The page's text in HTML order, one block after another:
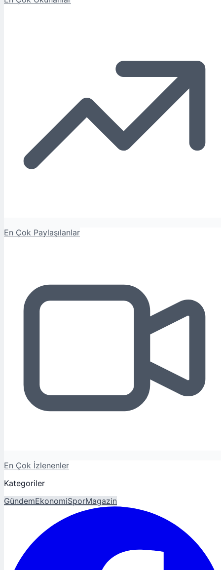
En Çok Paylaşılanlar
En Çok İzlenenler
Kategoriler
GündemEkonomiSporMagazin